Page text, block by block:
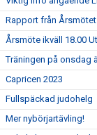
Rapport från Årsmötet
Årsmöte ikväll 18.00
Träningen på onsdag
Capricen 2023
Fullspäckad judohelg
Mer nybörjartävling!